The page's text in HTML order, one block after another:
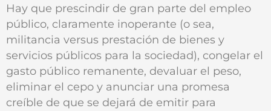
Hay que prescindir de gran parte del empleo
público, claramente inoperante (o sea,
militancia versus prestación de bienes y
servicios públicos para la sociedad), congelar el
gasto público remanente, devaluar el peso,
eliminar el cepo y anunciar una promesa
creíble de que se dejará de emitir para